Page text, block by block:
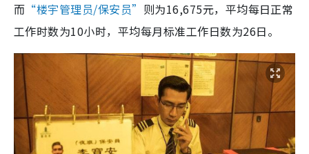
而 “楼宇管理员/保安员” 则为16,675元，平均每日正常
工作时数为10小时，平均每月标准工作日数为26日。